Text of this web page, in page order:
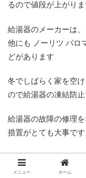
るので値段が上がりま
給湯器のメーカーは、
他にも ノーリツ パロ
どがあります
冬でしばらく家を空
ので給湯器の凍結防
給湯器の故障の修理
措置がとても大事です
少し時間的に余裕が
で下調べするのもおす
メニュー ホーム